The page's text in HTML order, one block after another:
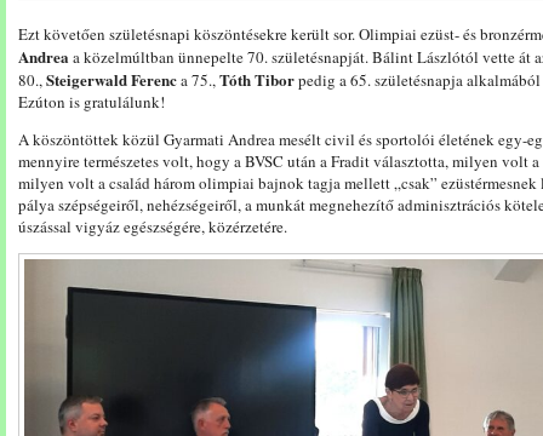
Ezt követően születésnapi köszöntésekre került sor. Olimpiai ezüst- és
Andrea a közelmúltban ünnepelte 70. születésnapját. Bálint Lászlótól vette át
80.,SteigerwaldFerenca 75.,Tóth Tiborpedig a 65. születésnapja
Ezúton is gratulálunk!
A köszöntöttek közül Gyarmati Andrea mesélt civil és sportolói életének egy-
mennyire természetes volt, hogy a BVSC után a Fradit választotta, milyen volt
milyen volt a család három olimpiai bajnok tagja mellett „csak”
pálya szépségeiről, nehézségeiről, a munkát megnehezítő adminisztrációs
úszással vigyáz egészségére, közérzetére.